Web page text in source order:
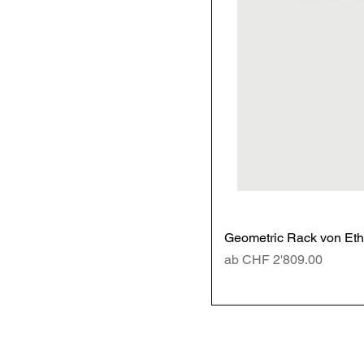
Geometric Rack von
ab CHF 2'809.00
Sale-Preis